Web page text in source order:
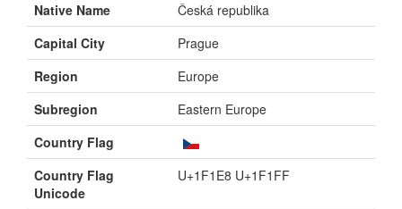
Native Name
Česká republika
Capital City
Prague
Region
Europe
Subregion
Eastern Europe
Country Flag
Country Flag
Unicode
U+1F1E8 U+1F1FF